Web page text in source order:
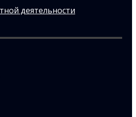
деятельности